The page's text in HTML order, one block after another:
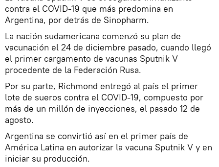
contra el COVID-19 que más predomina en
Argentina, por detrás de Sinopharm.
La nación sudamericana comenzó su plan de
vacunación el 24 de diciembre pasado, cuando llegó
el primer cargamento de vacunas Sputnik V
procedente de la Federación Rusa.
Por su parte, Richmond entregó al país el primer
lote de sueros contra el COVID-19, compuesto por
más de un millón de inyecciones, el pasado 12 de
agosto.
Argentina se convirtió así en el primer país de
América Latina en autorizar la vacuna Sputnik V y en
iniciar su producción.